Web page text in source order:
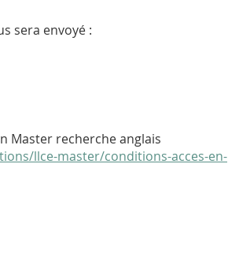
sera envoyé :
Master recherche anglais
llce-master/conditions-acces-en-